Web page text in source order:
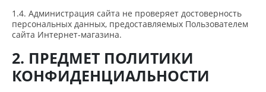
1.4. Администрация сайта не проверяет достоверность
персональных данных, предоставляемых Пользователем
сайта Интернет-магазина.
2. ПРЕДМЕТ ПОЛИТИКИ
КОНФИДЕНЦИАЛЬНОСТИ